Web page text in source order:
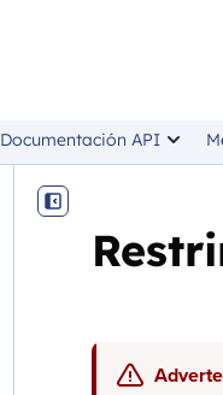
Documentación API